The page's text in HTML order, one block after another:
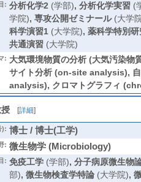
: 分析化学2 (学部), 分析化学実習(
学院), 専攻公開ゼミナール(大学
科学演習1(大学院), 薬科学特別研
共通演習(大学院)
: 大気環境物質の分析 (大気汚染
サイト分析 (on-site analysis),
analysis), クロマトグラフィ
[詳細]
): 博士 / 博士(工学)
: 微生物学 (Microbiology)
: 免疫工学(学部), 分子病原微生物
部), 微生物検査学特論(大学院),